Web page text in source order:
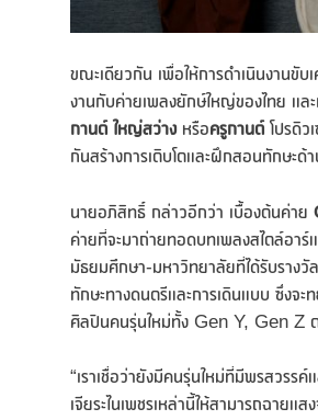
ขณะเดียวกัน เพื่อให้การดำเนินงานขั
งานกับค่ายเพลงยักษ์ใหญ่ของไทย แล
กานต์ ใหญ่สว่างหรือครูกานต์ โปรดิ
กันสร้างการเติบโตและฝึกสอนทักษะ
นายอภิสิทธิ์ กล่าวอีกว่า เบื้องต้นค่าย
ค่ายที่จะมาถ่ายทอดบทเพลงสไตล์อาร์
มัธยมศึกษา-มหาวิทยาลัยที่ได้รับรางวั
ทักษะทางดนตรีและการเดินแบบ ซึ่งจ
ศิลปินคนรุ่นใหม่ทั้ง Gen Y, Gen Z ต
“เราเชื่อว่ายังมีคนรุ่นใหม่ที่มีพรสวรร
เจียระไนเพชรเหล่านี้ให้สามารถฉาย